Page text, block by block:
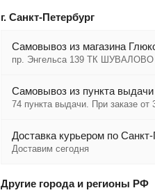
г. Санкт-Петербург
Cамовывоз из магазина
пр. Энгельса 139 ТК ШУВАЛОВО
Самовывоз из пункта выдачи
74 пункта выдачи. При заказе от
Доставка курьером по
Доставим сегодня
Другие города и регионы РФ